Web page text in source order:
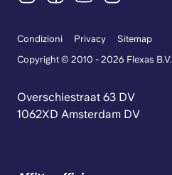
Condizioni Privacy
Sitemap
Copyright © 2010 - 2026 Flexas B.V.
Overschiestraat 63 DV
1062XD Amsterdam DV